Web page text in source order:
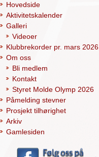
Hovedside
Aktivitetskalender
Galleri
Videoer
Klubbrekorder pr. mars 2026
Om oss
Bli medlem
Kontakt
Styret Molde Olymp 2026
Påmelding stevner
Prosjekt tilhørighet
Arkiv
Gamlesiden